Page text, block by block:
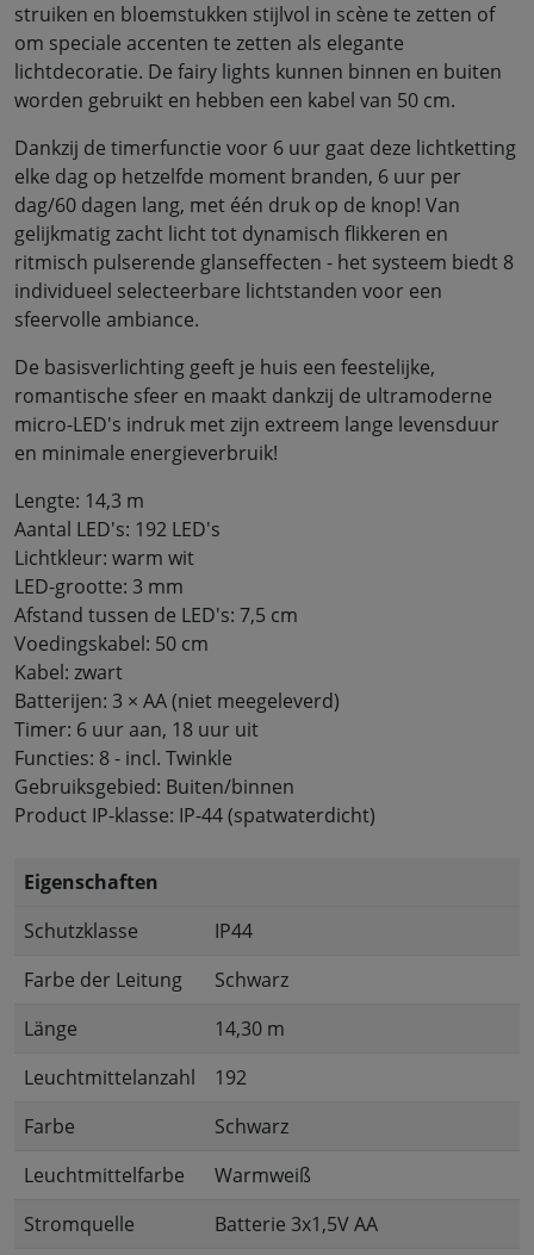
struiken en bloemstukken stijlvol in scène te zetten of
om speciale accenten te zetten als elegante
lichtdecoratie. De fairy lights kunnen binnen en buiten
worden gebruikt en hebben een kabel van 50 cm.
Dankzij de timerfunctie voor 6 uur gaat deze lichtketting
elke dag op hetzelfde moment branden, 6 uur per
dag/60 dagen lang, met één druk op de knop! Van
gelijkmatig zacht licht tot dynamisch flikkeren en
ritmisch pulserende glanseffecten - het systeem biedt 8
individueel selecteerbare lichtstanden voor een
sfeervolle ambiance.
De basisverlichting geeft je huis een feestelijke,
romantische sfeer en maakt dankzij de ultramoderne
micro-LED's indruk met zijn extreem lange levensduur
en minimale energieverbruik!
Lengte: 14,3 m
Aantal LED's: 192 LED's
Lichtkleur: warm wit
LED-grootte: 3 mm
Afstand tussen de LED's: 7,5 cm
Voedingskabel: 50 cm
Kabel: zwart
Batterijen: 3 × AA (niet meegeleverd)
Timer: 6 uur aan, 18 uur uit
Functies: 8 - incl. Twinkle
Gebruiksgebied: Buiten/binnen
Product IP-klasse: IP-44 (spatwaterdicht)
Eigenschaften
Schutzklasse
IP44
Farbe der Leitung
Schwarz
Länge
14,30 m
Leuchtmittelanzahl
192
Farbe
Schwarz
Leuchtmittelfarbe
Warmweiß
Stromquelle
Batterie 3x1,5V AA